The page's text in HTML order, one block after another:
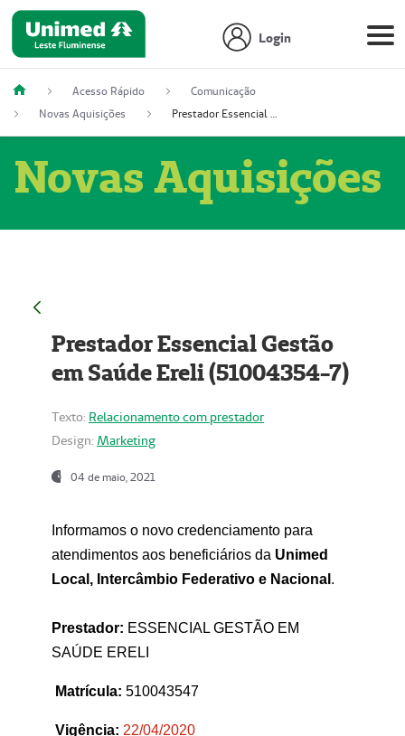
Login
Acesso Rápido
Comunicação
Novas Aquisições
Prestador Essencial Gestão em Saúde Ereli (51004354-7)
Novas Aquisições
Prestador Essencial Gestão
em Saúde Ereli (51004354-7)
Texto: Relacionamento com prestador
Design: Marketing
04 de maio, 2021
Informamos o novo credenciamento para
atendimentos aos beneficiários da Unimed
Local, Intercâmbio Federativo e Nacional .
Prestador: ESSENCIAL GESTÃO EM
SAÚDE ERELI
Matrícula: 510043547
Vigência: 22/04/2020